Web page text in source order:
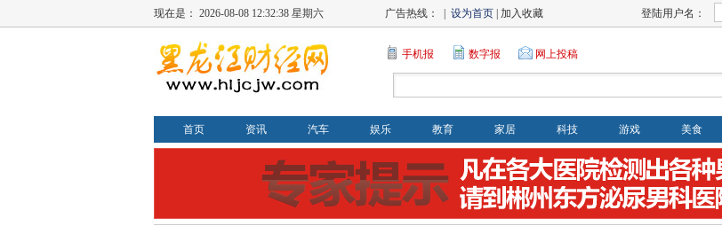
现在是： 2026-08-08 12:32:40 星期六 广告热线： | 设为首页 | 加入收藏 登陆用户名：
手机报 数字报 网上投稿
首页 资讯 汽车 娱乐 教育 家居 科技 游戏 美食